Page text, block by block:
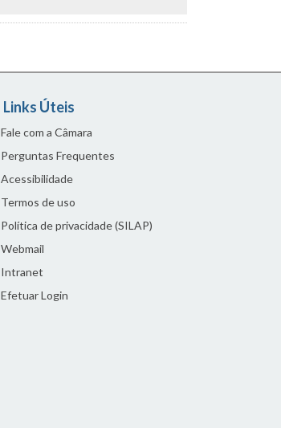
Links Úteis
Fale com a Câmara
Perguntas Frequentes
Acessibilidade
Termos de uso
Política de privacidade (SILAP)
Webmail
Intranet
Efetuar Login